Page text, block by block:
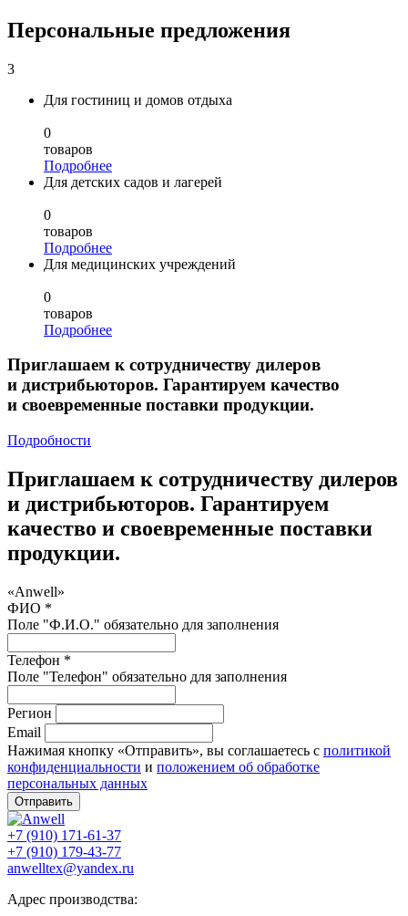
Персональные предложения
3
Для гостиниц и домов отдыха
0
товаров
Подробнее
Для детских садов и лагерей
0
товаров
Подробнее
Для медицинских учреждений
0
товаров
Подробнее
Приглашаем к сотрудничеству дилеров
и дистрибьюторов. Гарантируем качество
и своевременные поставки продукции.
Подробности
Приглашаем к сотрудничеству дилеров
и дистрибьюторов. Гарантируем
качество и своевременные поставки
продукции.
«Anwell»
ФИО *
Поле "Ф.И.О." обязательно для заполнения
Телефон *
Поле "Телефон" обязательно для заполнения
Регион
Email
Нажимая кнопку «Отправить», вы соглашаетесь с политикой
конфиденциальности и положением об обработке
персональных данных
Отправить
+7 (910) 171-61-37
+7 (910) 179-43-77
anwelltex@yandex.ru
Адрес производства: